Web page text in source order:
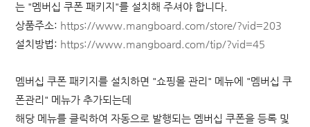
는 "멤버십 쿠폰 패키지"를 설치해 주셔야 합니다.
상품주소: https://www.mangboard.com/store/?vid=203
설치방법: https://www.mangboard.com/tip/?vid=45
멤버십 쿠폰 패키지를 설치하면 "쇼핑몰 관리" 메뉴에 "멤버십 쿠
폰관리" 메뉴가 추가되는데
해당 메뉴를 클릭하여 자동으로 발행되는 멤버십 쿠폰을 등록 및